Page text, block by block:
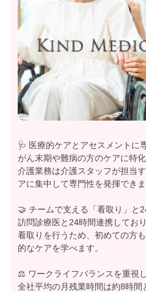
🩺 医療的ケアとアセスメントに
がん末期や難病の方のケアに特
介護業務は介護スタッフが担当
アに集中して専門性を発揮できま
🤝 チームで支える「看取り」と
訪問診療医と24時間連携してお
看取りを行うため、初めての方
的なケアを学べます。
⚖️ ワークライフバランスを重視
全社平均の月残業時間は約8時